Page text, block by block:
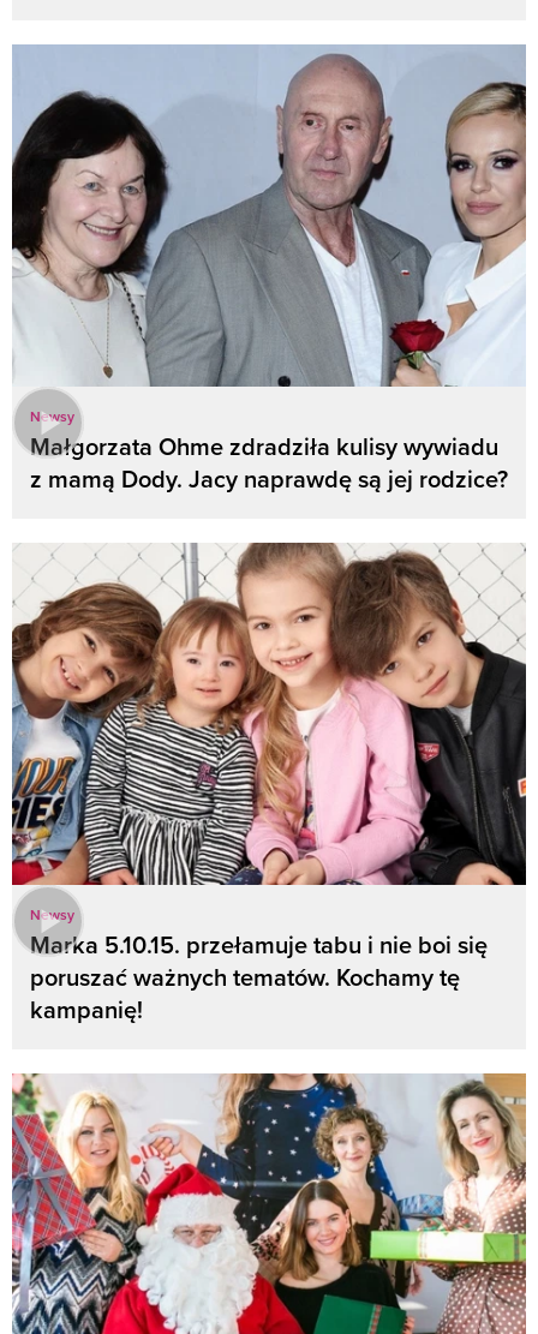
Newsy
Małgorzata Ohme zdradziła kulisy wywiadu
z mamą Dody. Jacy naprawdę są jej rodzice?
Newsy
Marka 5.10.15. przełamuje tabu i nie boi się
poruszać ważnych tematów. Kochamy tę
kampanię!